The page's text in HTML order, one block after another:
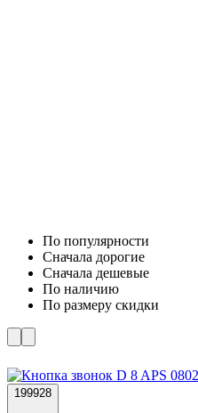
По популярности
Cначала дорогие
Cначала дешевые
По наличию
По размеру скидки
199928